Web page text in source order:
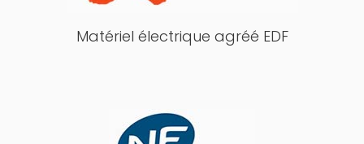
Matériel électrique agréé EDF